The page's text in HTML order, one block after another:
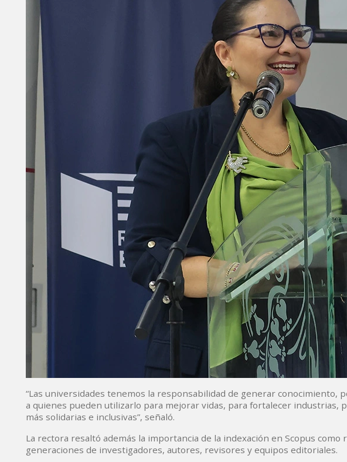
“Las universidades tenemos la responsabilidad de generar
a quienes pueden utilizarlo para mejorar vidas, para fortalecer industrias,
más solidarias e inclusivas”, señaló.
La rectora resaltó además la importancia de la indexación en Scopus
generaciones de investigadores, autores, revisores y equipos editoriales.